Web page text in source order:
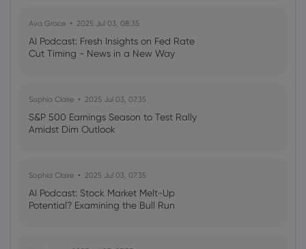
Ava Grace 2025 Jul 03, 08:35
AI Podcast: Fresh Insights on Fed Rate
Cut Timing - News in a New Way
Sophia Claire 2025 Jul 03, 07:35
S&P 500 Earnings Season to Test Rally
Amidst Dim Outlook
Sophia Claire 2025 Jul 03, 07:35
AI Podcast: Stock Market Melt-Up
Potential? Examining the Bull Run